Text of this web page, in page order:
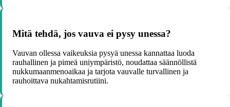
Mitä tehdä, jos vauva ei pysy unessa?
Vauvan ollessa vaikeuksia pysyä unessa kannattaa luoda
rauhallinen ja pimeä uniympäristö, noudattaa säännöllistä
nukkumaanmenoaikaa ja tarjota vauvalle turvallinen ja
rauhoittava nukahtamisrutiini.